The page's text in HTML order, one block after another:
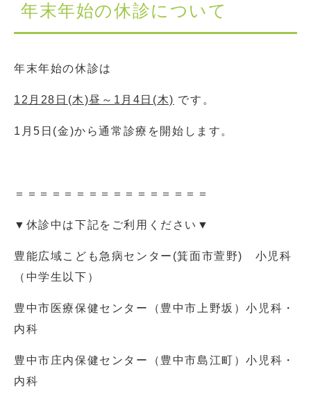
年末年始の休診について
年末年始の休診は
12月28日(木)昼～1月4日(木) です。
1月5日(金)から通常診療を開始します。
＝＝＝＝＝＝＝＝＝＝＝＝＝＝＝＝
▼休診中は下記をご利用ください▼
豊能広域こども急病センター(箕面市萱野) 小児科
（中学生以下）
豊中市医療保健センター（豊中市上野坂）小児科・
内科
豊中市庄内保健センター（豊中市島江町）小児科・
内科